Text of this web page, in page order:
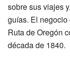
sobre sus viajes
guías. El
Ruta de Oregón
década de 1840.